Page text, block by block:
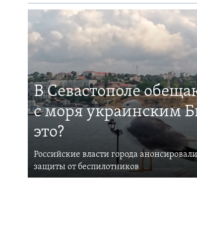
В Севастополе
с моря украинским
это?
Российские власти города
защиты от беспилотников